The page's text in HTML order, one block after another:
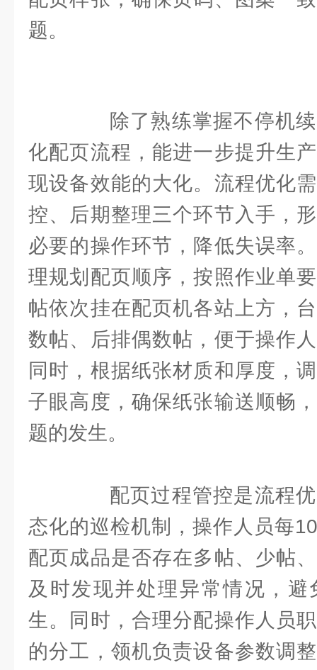
题。
除了熟练掌握不停机续
化配页流程，能进一步提升生
现设备效能的大化。流程优化
控、后期整理三个环节入手，
必要的操作环节，降低失误率
理规划配页顺序，按照作业单
帖依次挂在配页机各站上方，
数帖、后排偶数帖，便于操作
同时，根据纸张材质和厚度，
子眼高度，确保纸张输送顺畅
题的发生。
配页过程管控是流程优
态化的巡检机制，操作人员每
配页成品是否存在多帖、少帖
及时发现并处理异常情况，
生。同时，合理分配操作人员
的分工，领机负责设备参数调